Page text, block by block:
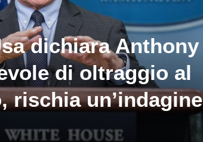
dichiara Anthony
di oltraggio al
rischia un’indagine